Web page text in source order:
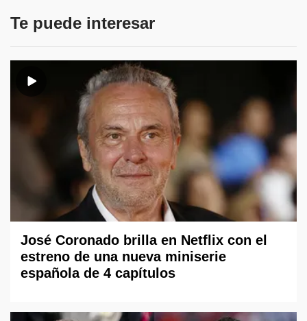
Te puede interesar
José Coronado brilla en Netflix con el
estreno de una nueva miniserie
española de 4 capítulos